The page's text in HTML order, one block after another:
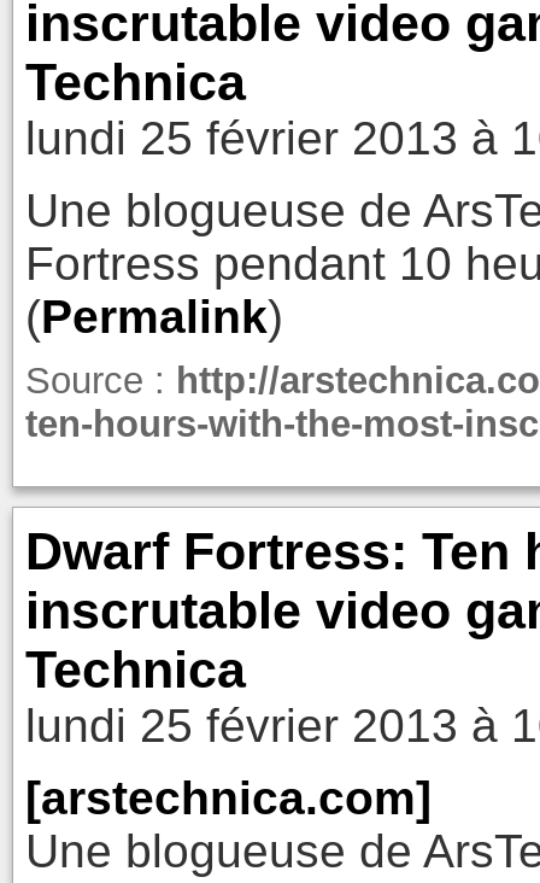
inscrutable video
Technica
lundi 25 février 2013 à
Une blogueuse de
Fortress pendant 10
(Permalink)
Source : http://
ten-hours-with-the-most-
Dwarf Fortress:
inscrutable video
Technica
lundi 25 février 2013 à
[arstechnica.com]
Une blogueuse de